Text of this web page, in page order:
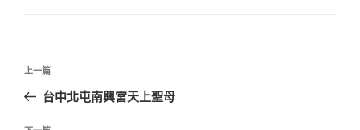
文
導
上
一
上一篇
台中北屯南興宮天上聖母